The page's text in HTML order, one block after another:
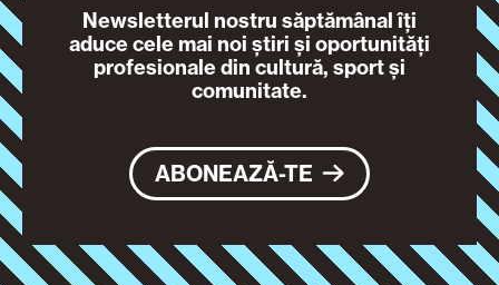
Newsletterul nostru săptămânal îți
aduce cele mai noi știri și oportunități
profesionale din cultură, sport și
comunitate.
ABONEAZĂ-TE